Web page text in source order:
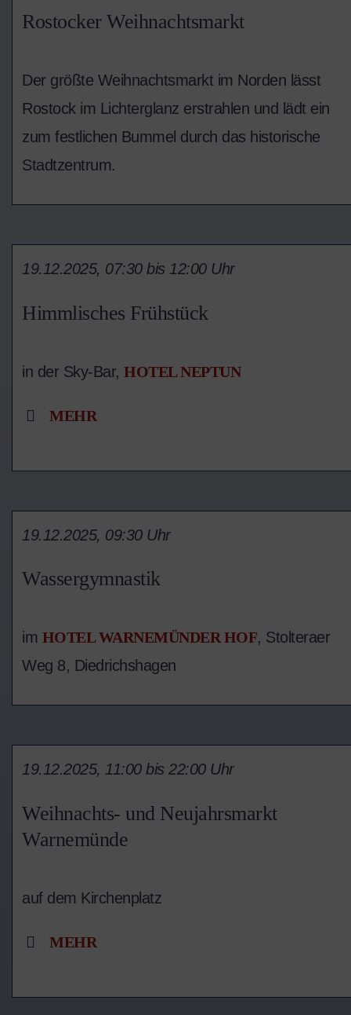
Rostocker Weihnachtsmarkt
Der größte Weihnachtsmarkt im Norden lässt
Rostock im Lichterglanz erstrahlen und lädt ein
zum festlichen Bummel durch das historische
Stadtzentrum.
Himmlisches Frühstück
19.12.2025, 07:30 bis 12:00 Uhr
in der Sky-Bar, HOTEL NEPTUN
MEHR
Wassergymnastik
19.12.2025, 09:30 Uhr
im HOTEL WARNEMÜNDER HOF, Stolteraer
Weg 8, Diedrichshagen
Weihnachts- und Neujahrsmarkt
Warnemünde
19.12.2025, 11:00 bis 22:00 Uhr
auf dem Kirchenplatz
MEHR